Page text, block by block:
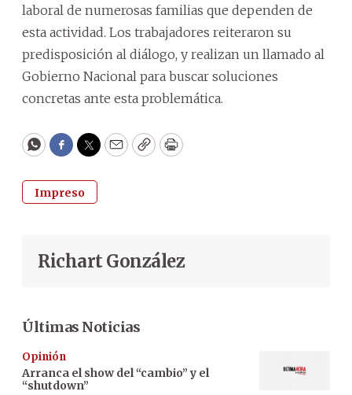
laboral de numerosas familias que dependen de
esta actividad. Los trabajadores reiteraron su
predisposición al diálogo, y realizan un llamado al
Gobierno Nacional para buscar soluciones
concretas ante esta problemática.
WhatsApp
Facebook
Twitter
EmailCopyPrint
Impreso
Richart González
Últimas Noticias
Opinión
Arranca el show del “cambio” y el
“shutdown”